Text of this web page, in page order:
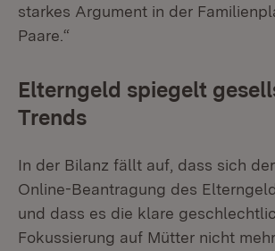
starkes Argument in der
Paare.“
Elterngeld spiegelt
Trends
In der Bilanz fällt auf, dass sich
Online-Beantragung des
und dass es die klare
Fokussierung auf Mütter nicht